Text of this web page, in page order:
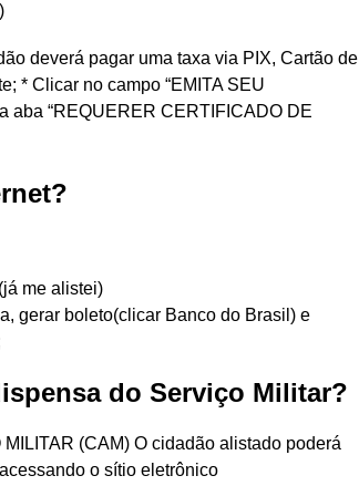
)
deverá pagar uma taxa via PIX, Cartão de
* Clicar no campo “EMITA SEU
aba “REQUERER CERTIFICADO DE
me alistei)
gerar boleto(clicar Banco do Brasil) e
do Serviço Militar?
(CAM) O cidadão alistado poderá
o sítio eletrônico